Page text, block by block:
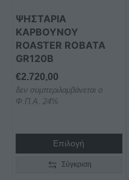
ΨΗΣΤΑΡΙΑ
ΚΑΡΒΟΥΝΟΥ
ROASTER ROBATA
GR120B
€2.720,00
δεν συμπεριλαμβάνεται ο
Φ.Π.Α. 24%
Επιλογή
Σύγκριση